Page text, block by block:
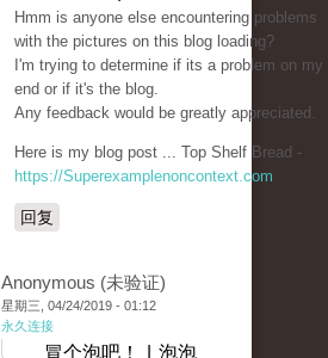
Hmm is anyone else encountering problems
with the pictures on this blog loading?
I'm trying to determine if its a problem on my
end or if it's the blog.
Any feedback would be greatly appreciated.
Here is my blog post ... Top Shelf Bread -
https://Superexamplenoncontext.com
回复
Anonymous (未验证)
星期三, 04/24/2019 - 01:12
永久连接
冒个泡吧！ | 泡泡